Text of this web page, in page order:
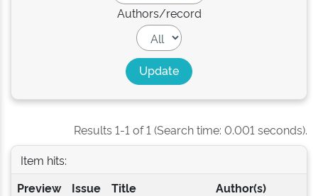
Authors/record
Results 1-1 of 1 (Search time: 0.001 seconds).
Item hits:
Preview
Issue
Title Author(s)